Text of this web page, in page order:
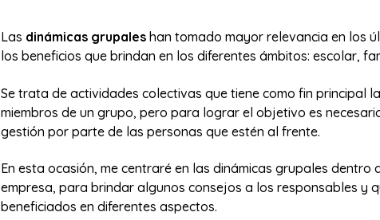
Las dinámicas grupales han tomado mayor relevancia en los
los beneficios que brindan en los diferentes ámbitos: escolar,
Se trata de actividades colectivas que tiene como fin principal
miembros de un grupo, pero para lograr el objetivo es
gestión por parte de las personas que estén al frente.
En esta ocasión, me centraré en las dinámicas grupales dentro
empresa, para brindar algunos consejos a los responsables y
beneficiados en diferentes aspectos.